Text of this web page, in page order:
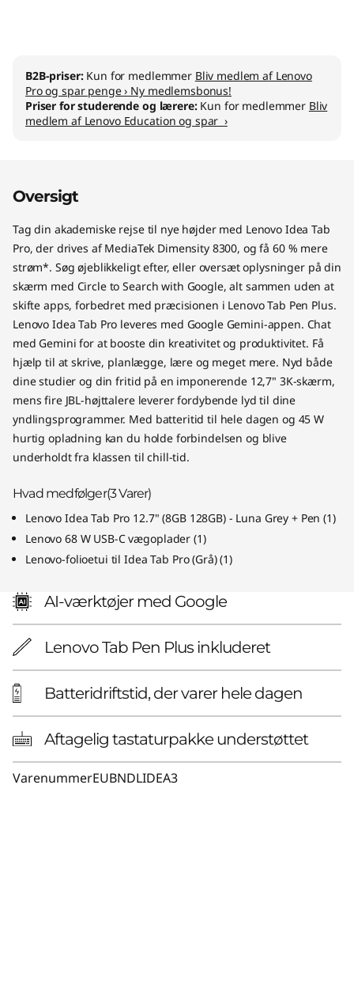
B2B-priser: Kun for medlemmer Bliv medlem af Lenovo
Pro og spar penge › Ny medlemsbonus!
Priser for studerende og lærere: Kun for medlemmer Bliv
medlem af Lenovo Education og spar ›
Oversigt
Tag din akademiske rejse til nye højder med Lenovo Idea Tab
Pro, der drives af MediaTek Dimensity 8300, og få 60 % mere
strøm*. Søg øjeblikkeligt efter, eller oversæt oplysninger på din
skærm med Circle to Search with Google, alt sammen uden at
skifte apps, forbedret med præcisionen i Lenovo Tab Pen Plus.
Lenovo Idea Tab Pro leveres med Google Gemini-appen. Chat
med Gemini for at booste din kreativitet og produktivitet. Få
hjælp til at skrive, planlægge, lære og meget mere. Nyd både
dine studier og din fritid på en imponerende 12,7" 3K-skærm,
mens fire JBL-højttalere leverer fordybende lyd til dine
yndlingsprogrammer. Med batteritid til hele dagen og 45 W
hurtig opladning kan du holde forbindelsen og blive
underholdt fra klassen til chill-tid.
Hvad medfølger(3Varer)
Lenovo Idea Tab Pro 12.7" (8GB 128GB) - Luna Grey + Pen(1)
Lenovo 68 W USB-C vægoplader (1)
Lenovo-folioetui til Idea Tab Pro (Grå)(1)
AI-værktøjer med Google
Lenovo Tab Pen Plus inkluderet
Batteridriftstid, der varer hele dagen
Aftagelig tastaturpakke understøttet
VarenummerEUBNDLIDEA3